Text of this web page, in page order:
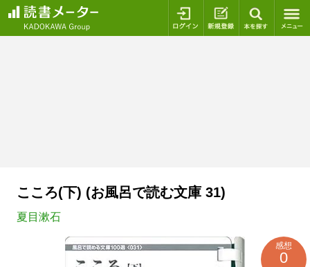
ログイン 新規登録
こころ(下) (お風呂で読む文庫 31)
夏目漱石
感想
0